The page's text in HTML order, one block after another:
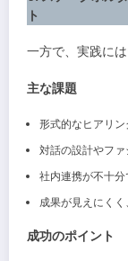
ト
一方で、実践に
主な課題
形式的なヒアリ
対話の設計やフ
社内連携が不十
成果が見えにく
成功のポイント